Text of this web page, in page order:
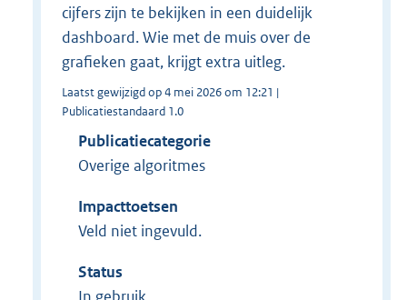
cijfers zijn te bekijken in een duidelijk
dashboard. Wie met de muis over de
grafieken gaat, krijgt extra uitleg.
Laatst gewijzigd op 4 mei 2026 om 12:21 |
Publicatiestandaard 1.0
Publicatiecategorie
Overige algoritmes
Impacttoetsen
Veld niet ingevuld.
Status